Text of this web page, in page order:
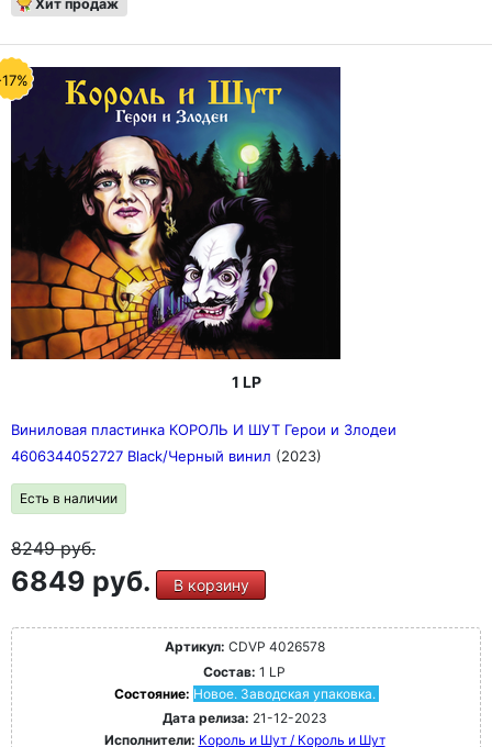
Хит продаж
1 LP
Виниловая пластинка КОРОЛЬ И ШУТ Герои и Злодеи
4606344052727 Black/Черный винил (2023)
Есть в наличии
8249руб.
6849 руб. В корзину
Артикул: CDVP 4026578
Состав: 1 LP
Состояние: Новое. Заводская упаковка.
Дата релиза: 21-12-2023
Исполнители: Король и Шут / Король и Шут